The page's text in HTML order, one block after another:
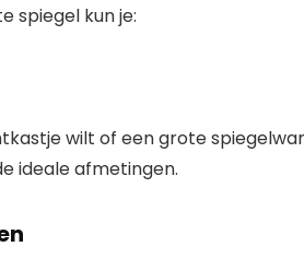
spiegel kun je:
wilt of een grote
ideale afmetingen.